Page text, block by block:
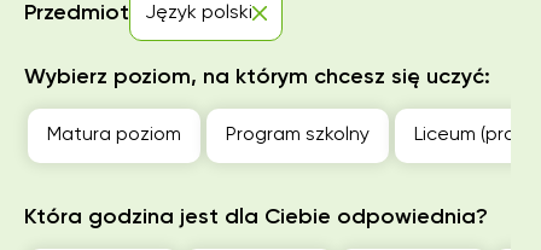
Przedmiot Język polski
Wybierz poziom, na którym chcesz się uczyć:
Matura poziom Program szkolny Liceum (profil
Która godzina jest dla Ciebie odpowiednia?